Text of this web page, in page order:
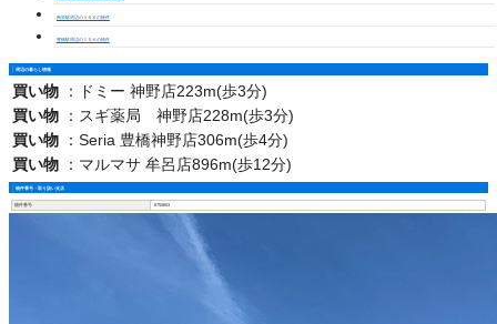
南栄駅周辺の１ＳＫの物件
豊橋駅周辺の１ＳＫの物件
周辺の暮らし情報
買い物 ：
ドミー 神野店223m(歩3分)
買い物
： スギ薬局 神野店228m(歩3分)
買い物
： Seria 豊橋神野店306m(歩4分)
買い物
： マルマサ 牟呂店896m(歩12分)
物件番号・取り扱い支店
物件番号 6750653